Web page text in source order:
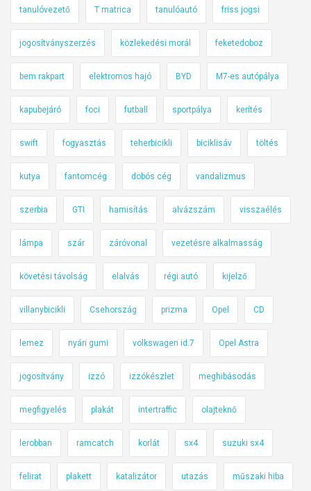
tanulóvezető T matrica tanulóautó friss jogsi
jogosítványszerzés közlekedési morál feketedoboz
bem rakpart elektromos hajó BYD M7-es autópálya
kapubejáró foci futball sportpálya kerítés
swift fogyasztás teherbicikli biciklisáv töltés
kutya fantomcég dobós cég vandalizmus
szerbia GTI hamisítás alvázszám visszaélés
lámpa szár záróvonal vezetésre alkalmasság
követési távolság elalvás régi autó kijelző
villanybicikli Csehország prizma Opel CD
lemez nyári gumi volkswagen id.7 Opel Astra
jogosítvány izzó izzókészlet meghibásodás
megfigyelés plakát intertraffic olajteknő
lerobban ramcatch korlát sx4 suzuki sx4
felirat plakett katalizátor utazás műszaki hiba